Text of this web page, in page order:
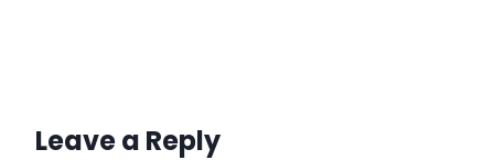
Leave a Reply